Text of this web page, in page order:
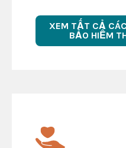
XEM TẤT CẢ
BẢO HIỂM